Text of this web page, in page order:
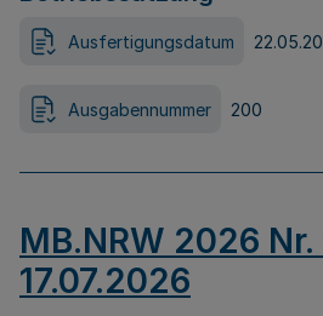
Ausfertigungsdatum
Ausgabennummer 200
MB.NRW 2026 Nr.
17.07.2026